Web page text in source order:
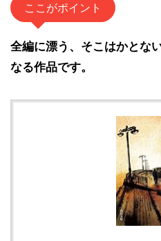
ここがポイント
全編に漂う、そこはかとな
なる作品です。